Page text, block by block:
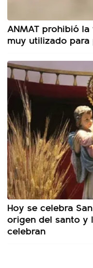
ANMAT prohibió
muy utilizado
Hoy se celebra
origen del santo y
celebran